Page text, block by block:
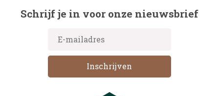
Schrijf je in voor onze nieuwsbrief